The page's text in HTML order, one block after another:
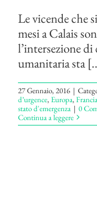
Le vicende che
mesi a Calais
l’intersezione
umanitaria sta
27 Gennaio, 2016 |
d’urgence,Europa,Francia
stato d'emergenza | 0
Continua a leggere